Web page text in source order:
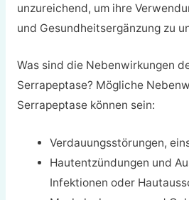
unzureichend, um ihre
und Gesundheitsergänzung zu
Was sind die Nebenwirkungen
Serrapeptase? Mögliche
Serrapeptase können sein:
Verdauungsstörungen,
Hautentzündungen und
Infektionen oder